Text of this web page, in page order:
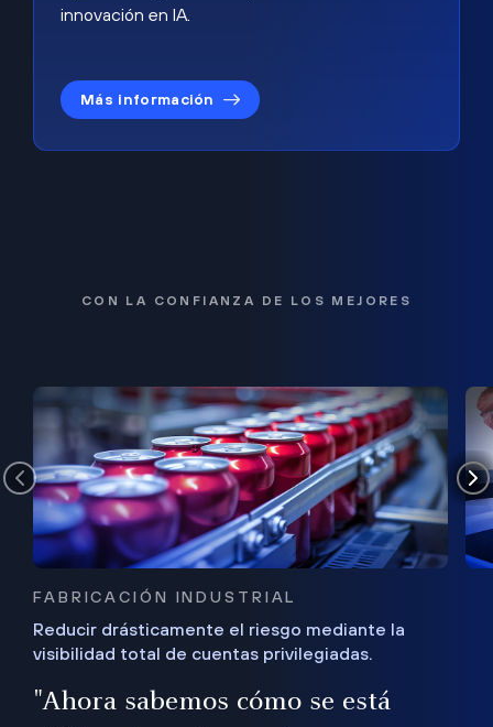
innovación en IA.
Más información
CON LA CONFIANZA DE LOS MEJORES
FABRICACIÓN INDUSTRIAL
Reducir drásticamente el riesgo mediante la
visibilidad total de cuentas privilegiadas.
"Ahora sabemos cómo se está